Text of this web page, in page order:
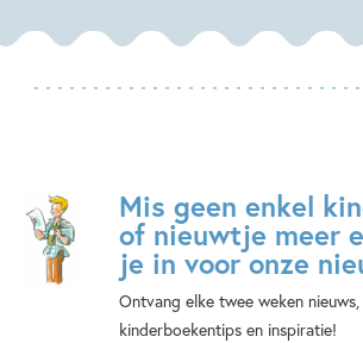
Mis geen enkel
of nieuwtje meer
je in voor onze
Ontvang elke twee weken nieuws,
kinderboekentips en inspiratie!